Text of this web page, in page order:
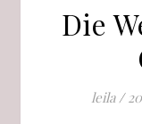
Die
leila /